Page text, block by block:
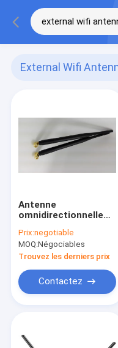
External Wifi
Antenne
omnidirectionnelle
sans fil à angle droit
d'antenne
Prix:negotiable
MOQ:Négociables
Trouvez les derniers prix
Contactez